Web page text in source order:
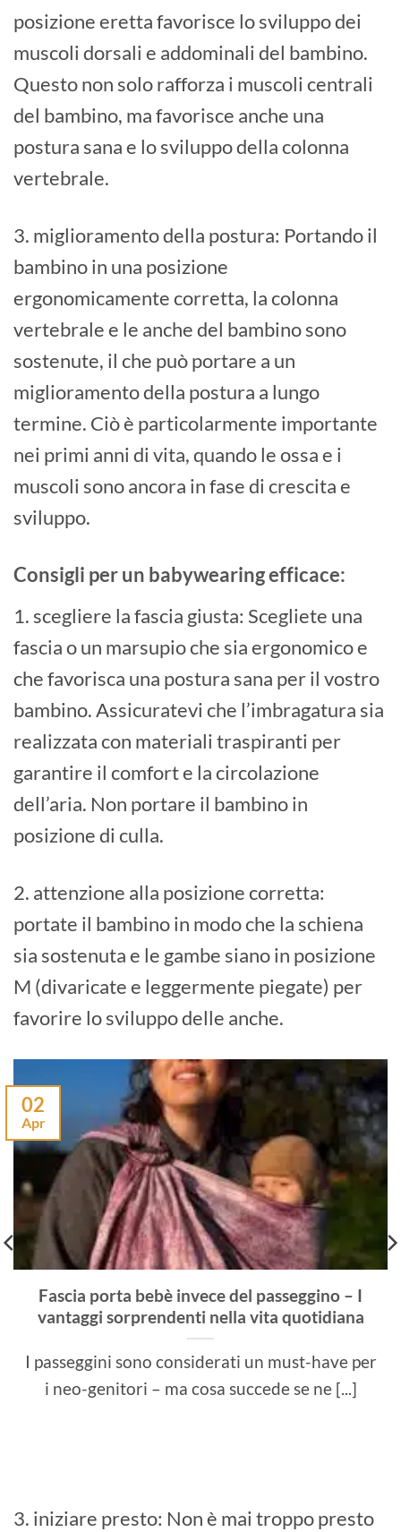
posizione eretta favorisce lo sviluppo dei
muscoli dorsali e addominali del bambino.
Questo non solo rafforza i muscoli centrali
del bambino, ma favorisce anche una
postura sana e lo sviluppo della colonna
vertebrale.
3. miglioramento della postura: Portando il
bambino in una posizione
ergonomicamente corretta, la colonna
vertebrale e le anche del bambino sono
sostenute, il che può portare a un
miglioramento della postura a lungo
termine. Ciò è particolarmente importante
nei primi anni di vita, quando le ossa e i
muscoli sono ancora in fase di crescita e
sviluppo.
Consigli per un babywearing efficace:
1. scegliere la fascia giusta: Scegliete una
fascia o un marsupio che sia ergonomico e
che favorisca una postura sana per il vostro
bambino. Assicuratevi che l’imbragatura sia
realizzata con materiali traspiranti per
garantire il comfort e la circolazione
dell’aria. Non portare il bambino in
posizione di culla.
2. attenzione alla posizione corretta:
portate il bambino in modo che la schiena
sia sostenuta e le gambe siano in posizione
M (divaricate e leggermente piegate) per
favorire lo sviluppo delle anche.
Fascia porta bebè invece del passeggino – I
vantaggi sorprendenti nella vita quotidiana
I passeggini sono considerati un must-have per
i neo-genitori – ma cosa succede se ne [...]
02
Apr
3. iniziare presto: Non è mai troppo presto